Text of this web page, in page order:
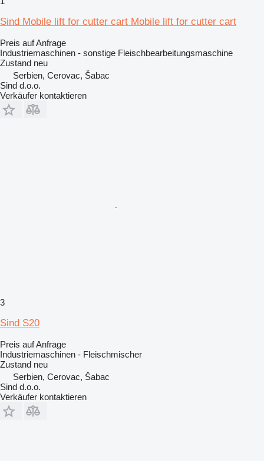
Sind Mobile lift for cutter cart Mobile lift for cutter cart
Preis auf Anfrage
Industriemaschinen - sonstige Fleischbearbeitungsmaschine
Zustand neu
Serbien, Cerovac, Šabac
Sind d.o.o.
Verkäufer kontaktieren
3
Sind S20
Preis auf Anfrage
Industriemaschinen - Fleischmischer
Zustand neu
Serbien, Cerovac, Šabac
Sind d.o.o.
Verkäufer kontaktieren